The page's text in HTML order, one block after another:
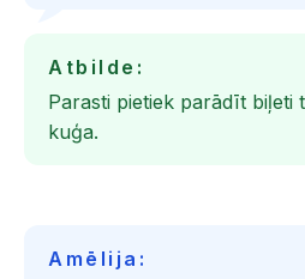
Atbilde:
Parasti pietiek parādīt biļeti
kuģa.
Amēlija: